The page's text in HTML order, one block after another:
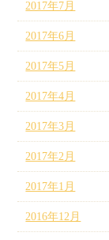
2017年7月
2017年6月
2017年5月
2017年4月
2017年3月
2017年2月
2017年1月
2016年12月